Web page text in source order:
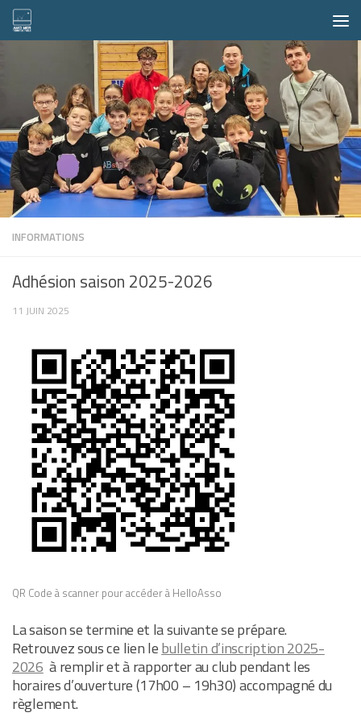
Skip to content
INFORMATIONS
Adhésion saison 2025-2026
11 JUIN 2025
QR Code à scanner pour accéder à HelloAsso
La saison se termine et la suivante se prépare.
Retrouvez sous ce lien lebulletin d’inscription 2025-
2026 à remplir et à rapporter au club pendant les
horaires d’ouverture (17h00 – 19h30) accompagné du
règlement.